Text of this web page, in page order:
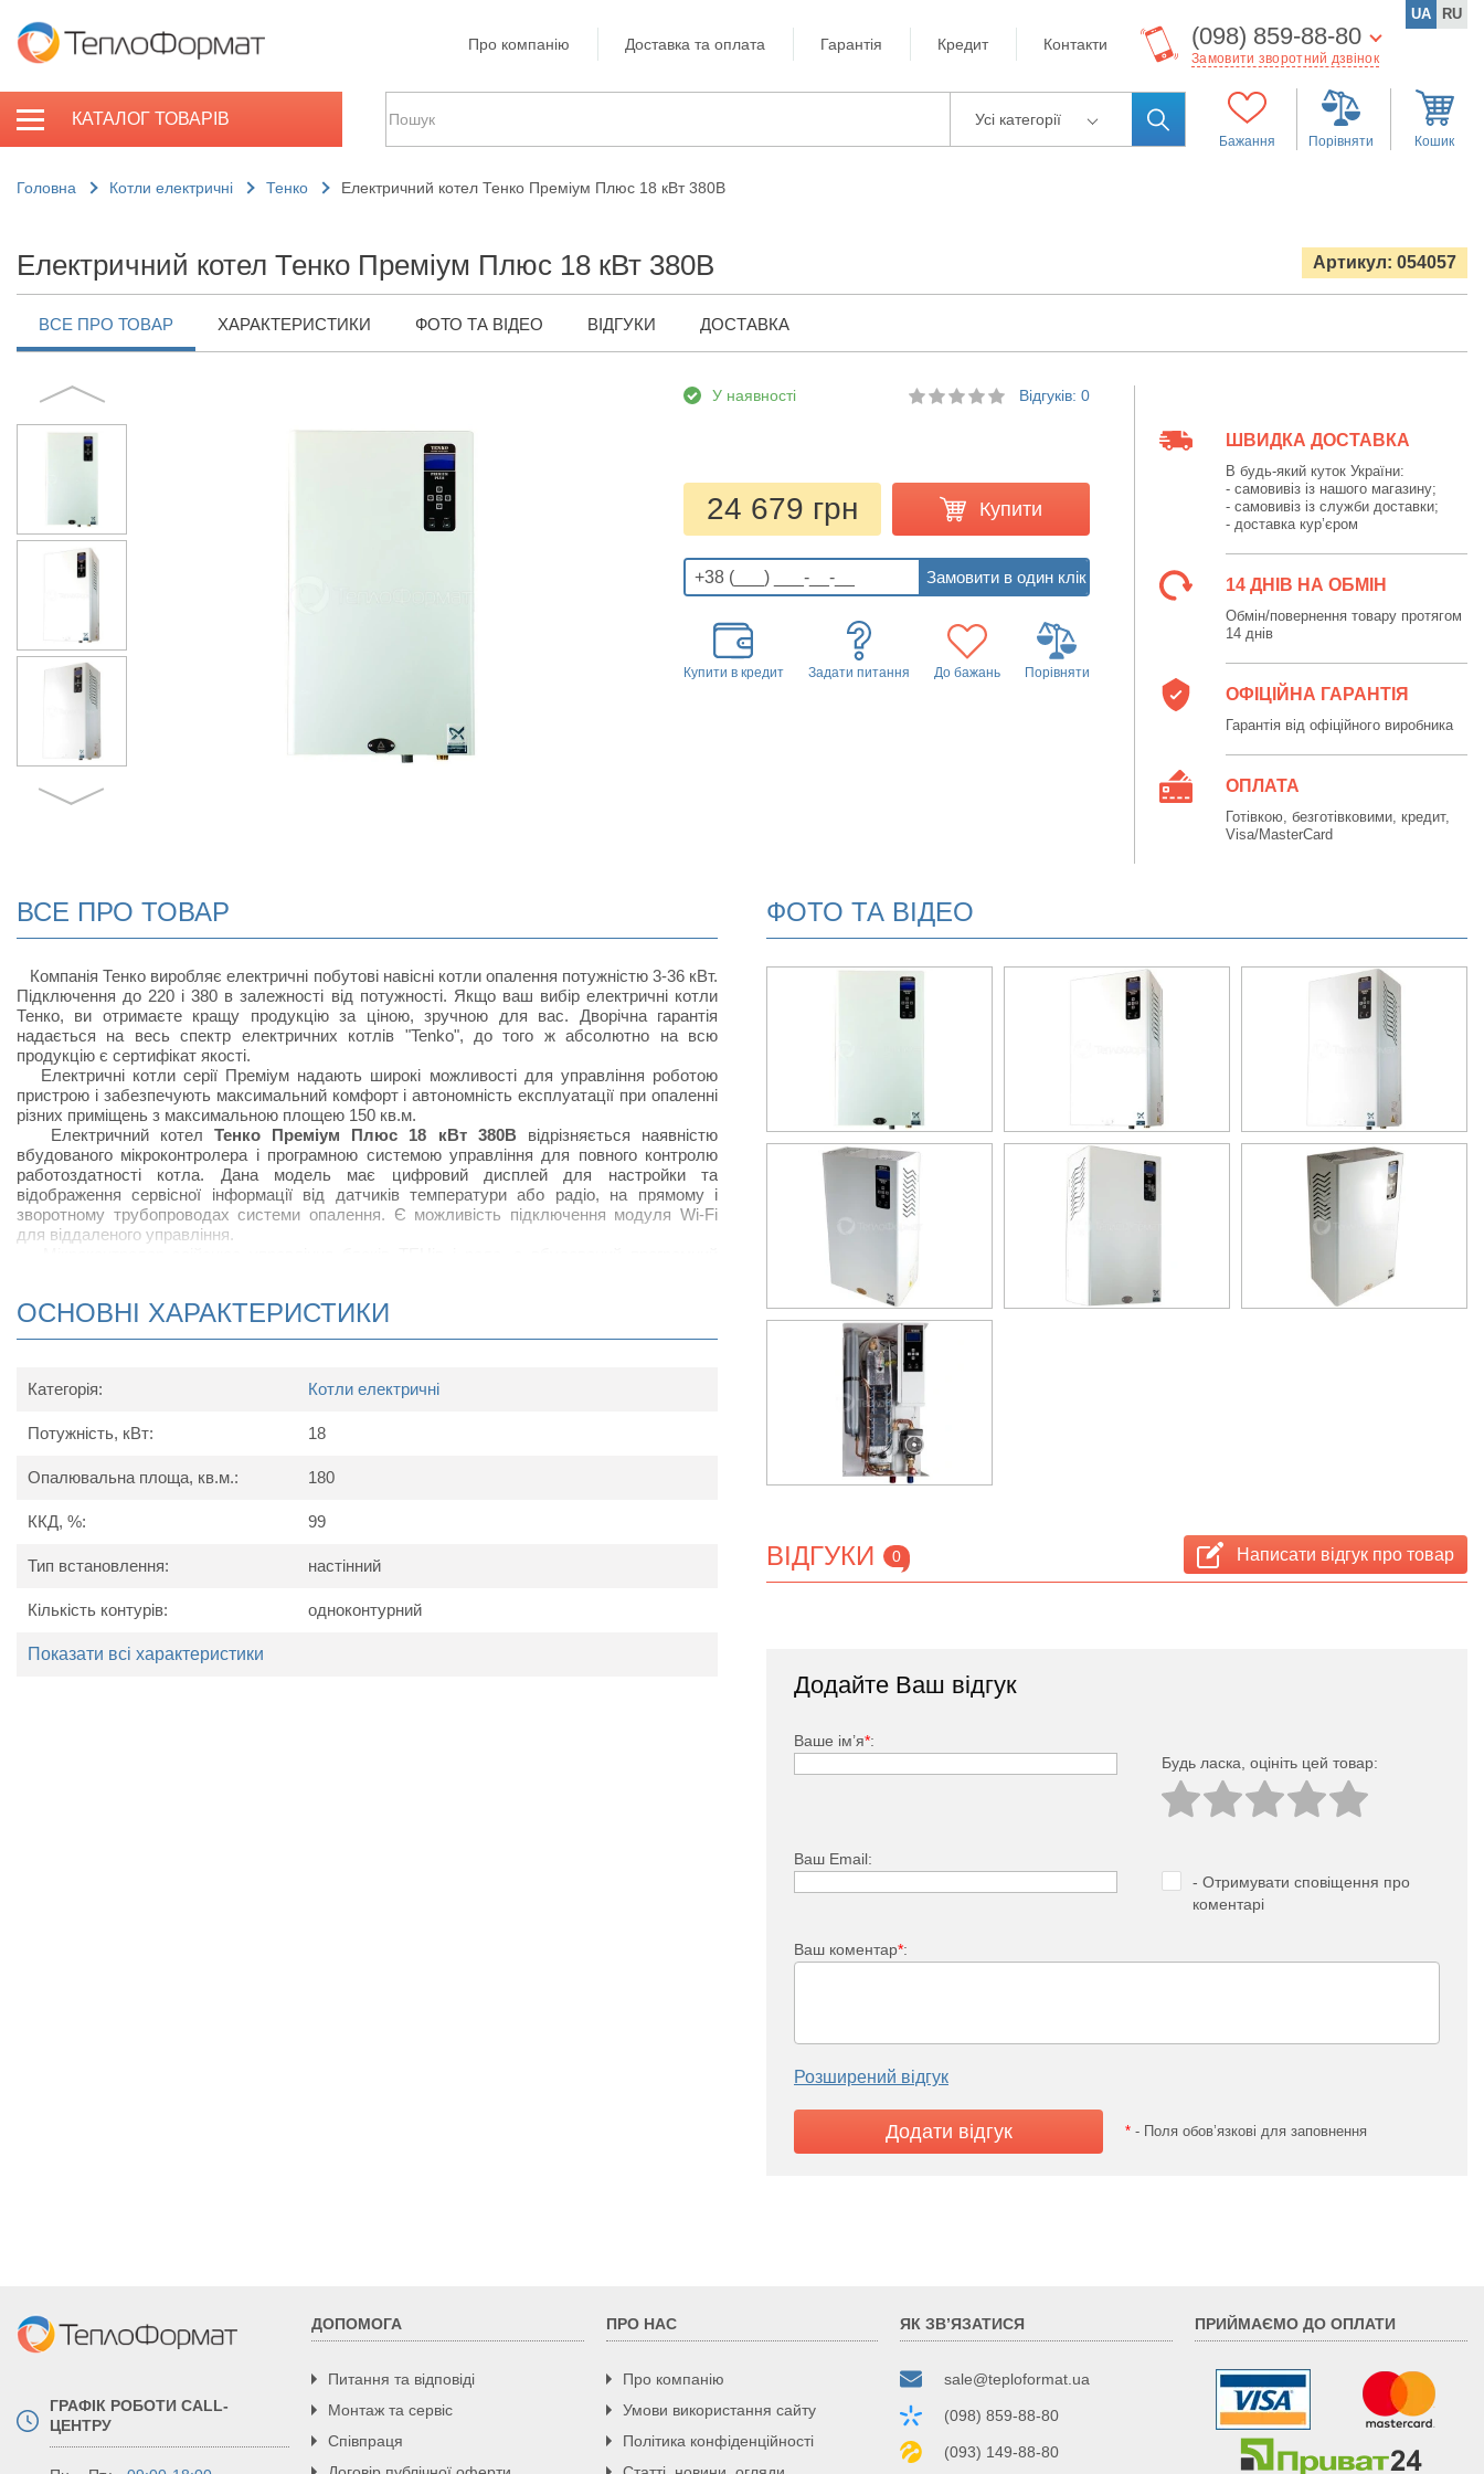
Про компанію Доставка та оплата Гарантія Кредит Контакти (098) 859-88-80
Замовити зворотний дзвінок
UA RU
КАТАЛОГ ТОВАРІВ Усі категорії
Бажання Порівняти Кошик
Головна Котли електричні Тенко Електричний котел Тенко Преміум Плюс 18 кВт 380В
Електричний котел Тенко Преміум Плюс 18 кВт 380В Артикул: 054057
ВСЕ ПРО ТОВАР ХАРАКТЕРИСТИКИ ФОТО ТА ВІДЕО ВІДГУКИ ДОСТАВКА
У наявності Відгуків: 0
24 679 грн Купити
Купити в кредит Задати питання До бажань Порівняти
ШВИДКА ДОСТАВКА
В будь-який куток України:
- самовивіз із нашого магазину;
- самовивіз із служби доставки;
- доставка кур’єром
14 ДНІВ НА ОБМІН
Обмін/повернення товару протягом
14 днів
ОФІЦІЙНА ГАРАНТІЯ
Гарантія від офіційного виробника
ОПЛАТА
Готівкою, безготівковими, кредит,
Visa/MasterCard
ВСЕ ПРО ТОВАР
Компанія Тенко виробляє електричні побутові навісні котли опалення потужністю 3-36 кВт.
Підключення до 220 і 380 в залежності від потужності. Якщо ваш вибір електричні котли
Тенко, ви отримаєте кращу продукцію за ціною, зручною для вас. Дворічна гарантія
надається на весь спектр електричних котлів "Tenko", до того ж абсолютно на всю
продукцію є сертифікат якості.
Електричні котли серії Преміум надають широкі можливості для управління роботою
пристрою і забезпечують максимальний комфорт і автономність експлуатації при опаленні
різних приміщень з максимальною площею 150 кв.м.
Електричний котел Тенко Преміум Плюс 18 кВт 380В відрізняється наявністю
вбудованого мікроконтролера і програмною системою управління для повного контролю
работоздатності котла. Дана модель має цифровий дисплей для настройки та
відображення сервісної інформації від датчиків температури або радіо, на прямому і
зворотному трубопроводах системи опалення. Є можливість підключення модуля Wi-Fi
для віддаленого управління.
Котел укомплектований циркуляційним насосом, розширювальним баком об'ємом 7 літрів,
Переваги котла Тенко Преміум Плюс:
Гідравлічна група безпеки.
Ступінчасте регулювання потужності.
Можливість каскадного підключення.
Можливість підключення кімнатного термостата.
ОСНОВНІ ХАРАКТЕРИСТИКИ
Категорія: Котли електричні
Потужність, кВт: 18
Опалювальна площа, кв.м.: 180
ККД, %: 99
Тип встановлення: настінний
Кількість контурів: одноконтурний
Показати всі характеристики
ФОТО ТА ВІДЕО
ВІДГУКИ 0 Написати відгук про товар
Додайте Ваш відгук
Ваше ім’я*:
Будь ласка, оцініть цей товар:
Ваш Email:
- Отримувати сповіщення про
коментарі
Ваш коментар*:
Розширений відгук
* - Поля обов’язкові для заповнення
ДОПОМОГА
Питання та відповіді
Монтаж та сервіс
Співпраця
ПРО НАС
Про компанію
Умови використання сайту
Політика конфіденційності
ЯК ЗВ’ЯЗАТИСЯ
sale@teploformat.ua
(098) 859-88-80
(093) 149-88-80
ПРИЙМАЄМО ДО ОПЛАТИ
ГРАФІК РОБОТИ CALL-
ЦЕНТРУ